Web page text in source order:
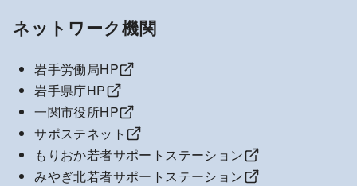
ネットワーク機関
岩手労働局HP
岩手県庁HP
一関市役所HP
サポステネット
もりおか若者サポートステーション
みやぎ北若者サポートステーション